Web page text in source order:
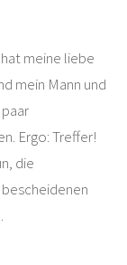
meine liebe
mein Mann und
Ergo: Treffer!
die